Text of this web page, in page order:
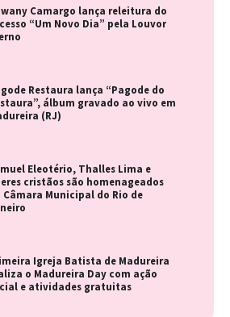
Camargo lança releitura do
“Um Novo Dia” pela Louvor
Restaura lança “Pagode do
álbum gravado ao vivo em
(RJ)
Eleotério, Thalles Lima e
cristãos são homenageados
Câmara Municipal do Rio de
Igreja Batista de Madureira
o Madureira Day com ação
e atividades gratuitas